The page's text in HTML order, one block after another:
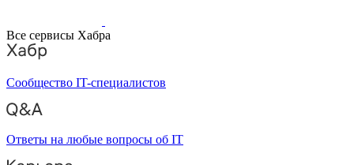
Все сервисы Хабра
Сообщество IT-специалистов
Ответы на любые вопросы об IT